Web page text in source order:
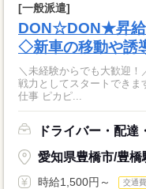
[一般派遣]
DON☆DON★昇給
◇新車の移動や誘
＼未経験からでも大歓迎！／ 普段車に乗り慣れている方は すぐ
戦力としてスタートできますよ♪ ≪仕事内容≫ 新車を移
仕事 ピカピ...
ドライバー・配達
愛知県豊橋市/豊橋
時給1,500円～ 交通